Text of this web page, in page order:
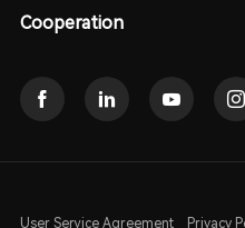
Cooperation
User Service Agreement Privacy